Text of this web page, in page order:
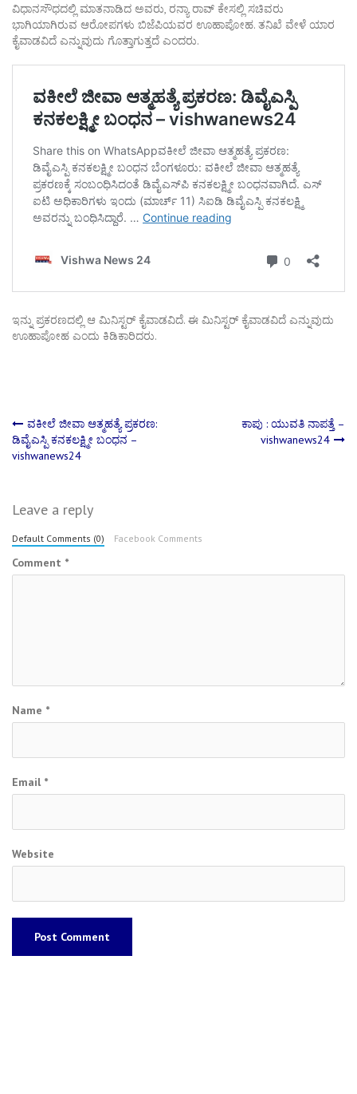
ವಿಧಾನಸೌಧದಲ್ಲಿ ಮಾತನಾಡಿದ ಅವರು, ರನ್ಯಾ ರಾವ್ ಕೇಸಲ್ಲಿ ಸಚಿವರು
ಭಾಗಿಯಾಗಿರುವ ಆರೋಪಗಳು ಬಿಜೆಪಿಯವರ ಊಹಾಪೋಹ. ತನಿಖೆ ವೇಳೆ ಯಾರ
ಕೈವಾಡವಿದೆ ಎನ್ನುವುದು ಗೊತ್ತಾಗುತ್ತದೆ ಎಂದರು.
ಇನ್ನು ಪ್ರಕರಣದಲ್ಲಿ ಆ ಮಿನಿಸ್ಟರ್ ಕೈವಾಡವಿದೆ. ಈ ಮಿನಿಸ್ಟರ್ ಕೈವಾಡವಿದೆ ಎನ್ನುವುದು
ಊಹಾಪೋಹ ಎಂದು ಕಿಡಿಕಾರಿದರು.
Post
navigation
ವಕೀಲೆ ಜೀವಾ ಆತ್ಮಹತ್ಯೆ ಪ್ರಕರಣ:
ಡಿವೈಎಸ್ಪಿ ಕನಕಲಕ್ಷ್ಮೀ ಬಂಧನ –
vishwanews24
ಕಾಪು : ಯುವತಿ ನಾಪತ್ತೆ –
vishwanews24
Leave a reply
Default Comments (0) Facebook Comments
Comment *
Name *
Email *
Website